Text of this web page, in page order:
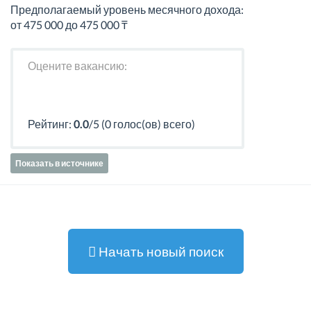
Предполагаемый уровень месячного дохода:
от 475 000 до 475 000 ₸
Оцените вакансию:
Рейтинг: 0.0/5 (0 голос(ов) всего)
Показать в источнике
Начать новый поиск